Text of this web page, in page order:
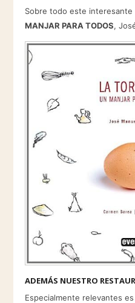
Sobre todo este interesante
MANJAR PARA TODOS,
ADEMÁS NUESTRO
Especialmente relevantes